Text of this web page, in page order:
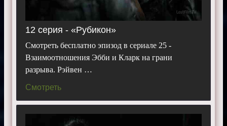
12 серия - «Рубикон»
Смотреть бесплатно эпизод в сериале 25 -
Взаимоотношения Эбби и Кларк на грани
разрыва. Рэйвен …
Смотреть